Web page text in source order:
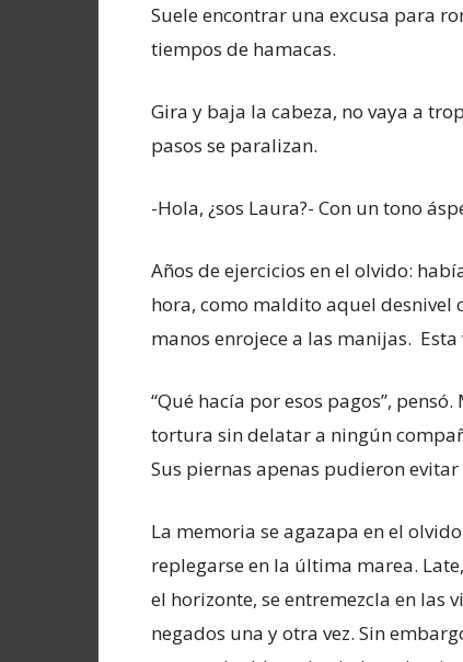
Suele encontrar una excusa para
tiempos de hamacas.
Gira y baja la cabeza, no vaya a
pasos se paralizan.
-Hola, ¿sos Laura?- Con un tono
Años de ejercicios en el olvido:
hora, como maldito aquel desnivel
manos enrojece a las manijas.
“Qué hacía por esos pagos”,
tortura sin delatar a ningún
Sus piernas apenas pudieron evitar
La memoria se agazapa en el
replegarse en la última marea.
el horizonte, se entremezcla en las
negados una y otra vez. Sin